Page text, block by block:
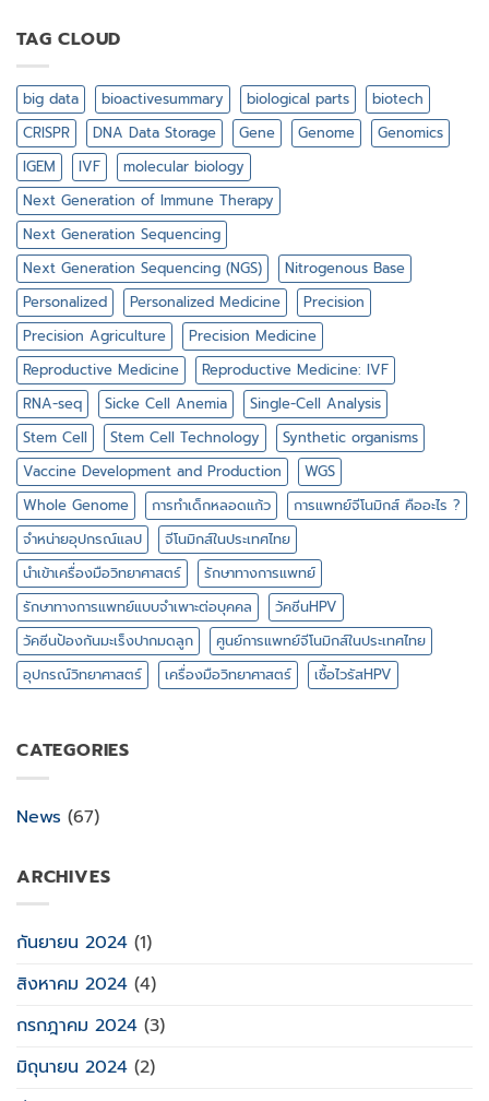
ระดับ
เซลล์
เดี่ยว
TAG CLOUD
big data bioactivesummary biological parts
biotech
CRISPR
DNA Data Storage Gene Genome
Genomics
IGEM
IVF
molecular biology
Next Generation of Immune Therapy
Next Generation Sequencing
Next Generation Sequencing (NGS)
Nitrogenous Base
Personalized
Personalized Medicine
Precision
Precision Agriculture
Precision Medicine
Reproductive Medicine
Reproductive Medicine: IVF
RNA-seq
Sicke Cell Anemia
Single-Cell Analysis
Stem Cell
Stem Cell Technology
Synthetic organisms
Vaccine Development and Production
WGS
Whole Genome
การทำเด็กหลอดแก้ว
การแพทย์จีโนมิกส์ คืออะไร ?
จำหน่ายอุปกรณ์แลป
จีโนมิกส์ในประเทศไทย
นำเข้าเครื่องมือวิทยาศาสตร์
รักษาทางการแพทย์
รักษาทางการแพทย์แบบจำเพาะต่อบุคคล
วัคซีนHPV
วัคซีนป้องกันมะเร็งปากมดลูก
ศูนย์การแพทย์จีโนมิกส์ในประเทศไทย
อุปกรณ์วิทยาศาสตร์
เครื่องมือวิทยาศาสตร์ เชื้อไวรัสHPV
CATEGORIES
News (67)
ARCHIVES
กันยายน 2024 (1)
สิงหาคม 2024 (4)
กรกฎาคม 2024 (3)
มิถุนายน 2024 (2)